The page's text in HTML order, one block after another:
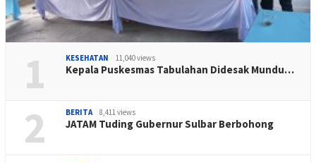
1 KESEHATAN 11,040 views
Kepala Puskesmas Tabulahan Didesak Mundu…
2 BERITA 8,411 views
JATAM Tuding Gubernur Sulbar Berbohong